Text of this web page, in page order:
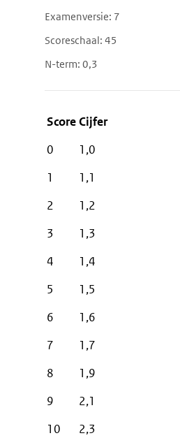
Examenversie 7
Scoreschaal 45
N-term 0,3
ScoreCijfer
0
1,0
1
1,1
2
1,2
3
1,3
4
1,4
5
1,5
6
1,6
7
1,7
8
1,9
9
2,1
10
2,3